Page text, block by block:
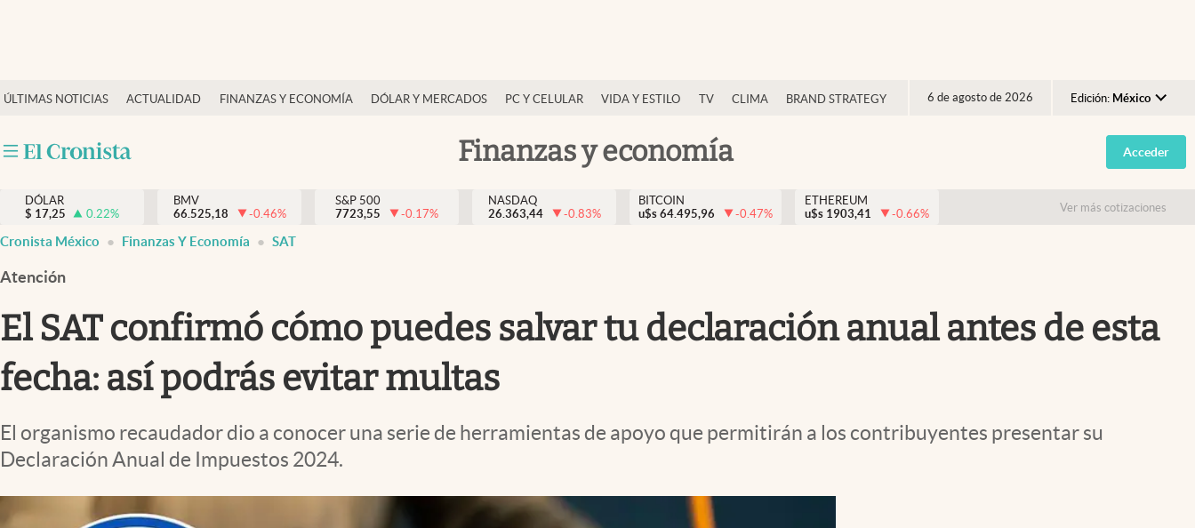
ÚLTIMAS NOTICIAS ACTUALIDAD FINANZAS Y ECONOMÍA DÓLAR Y MERCADOS PC Y CELULAR VIDA Y ESTILO TV CLIMA BRAND STRATEGY 6 de agosto de 2026 Edición: México
Argentina
España
USA
Finanzas y economía
Actualidad
Internacionales
Opinión
Brand Strategy
Vida y estilo
Tv
Espiritualidad
Acceder
DÓLAR
$ 17,25 0.22%
BMV
66.525,18
-0.46%
S&P 500
7723,55
-0.17%
NASDAQ
26.363,44
-0.83%
BITCOIN
u$s 64.495,96 -0.47%
ETHEREUM
u$s 1903,41 -0.66% Ver más cotizaciones
Cronista México Finanzas Y Economía SAT
Atención
El SAT confirmó cómo puedes salvar tu declaración anual antes de esta
fecha: así podrás evitar multas
El organismo recaudador dio a conocer una serie de herramientas de apoyo que permitirán a los contribuyentes presentar su
Declaración Anual de Impuestos 2024.